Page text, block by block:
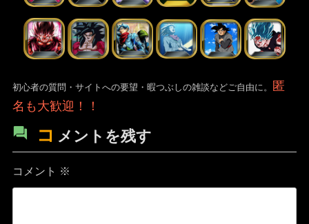
初心者の質問・サイトへの要望・暇つぶしの雑談などご自由に。
匿
名も大歓迎！！
コ メントを残す
コメント ※